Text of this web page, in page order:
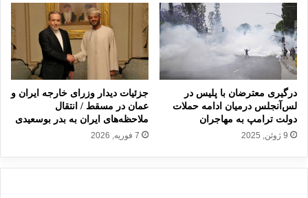
ر
س
ت
ا
ن
ا
ل
م
ع
م
ا
ن
و
ا
ر
م
ن
س
ت
ا
ب
درگیری معترضان با پلیس در
لس‌آنجلس درمیان ادامه حملات
دولت ترامپ به مهاجران
9 ژوئن, 2025
جزئیات دیدار وزرای خارجه ایران و
عمان در مسقط / انتقال
ملاحظه‌های ایران به بدر بوسعیدی
7 فوریه, 2026